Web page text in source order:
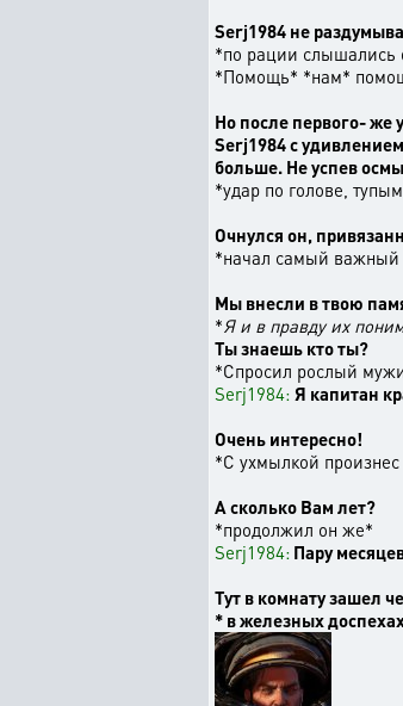
Serj1984 не
*по рации слышались
*Помощь* *нам*
Но после первого- же
Serj1984 с
больше. Не успев
*удар по голове,
Очнулся он,
*начал самый важный
Мы внесли в твою
*Я и в правду их
Ты знаешь кто ты?
*Спросил рослый
Serj1984: Я капитан
Очень интересно!
*С ухмылкой
А сколько Вам лет?
*продолжил он же*
Serj1984: Пару
Тут в комнату зашел
* в железных